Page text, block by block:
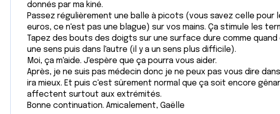
donnés par ma kiné.
Passez régulièrement une balle à picots (vous savez celle pour
euros, ce n'est pas une blague) sur vos mains. Ça stimule les
Tapez des bouts des doigts sur une surface dure comme quand
une sens puis dans l'autre (il y a un sens plus difficile).
Moi, ça m'aide. J'espère que ça pourra vous aider.
Après, je ne suis pas médecin donc je ne peux pas vous dire
ira mieux. Et puis c'est sûrement normal que ça soit encore
affectent surtout aux extrémités.
Bonne continuation. Amicalement, Gaëlle